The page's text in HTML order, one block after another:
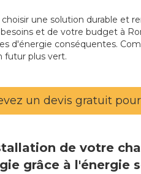
une solution durable
et de votre budget à
d'énergie conséquentes.
futur plus vert.
un devis gratuit
de votre
grâce à l'énergie